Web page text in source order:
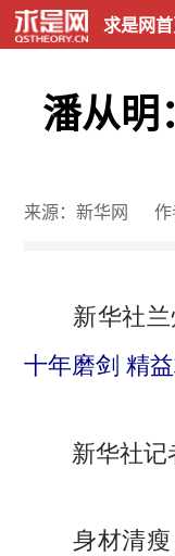
求是网
潘从明
来源：新华网
新华社兰
十年磨剑 精
新华社记
身材清瘦